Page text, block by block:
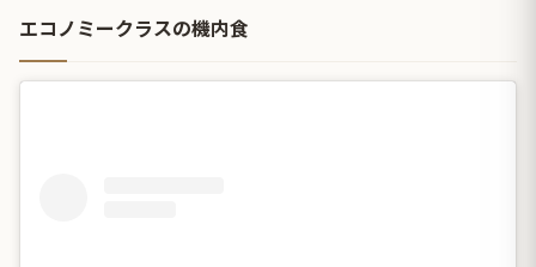
エコノミークラスの機内食